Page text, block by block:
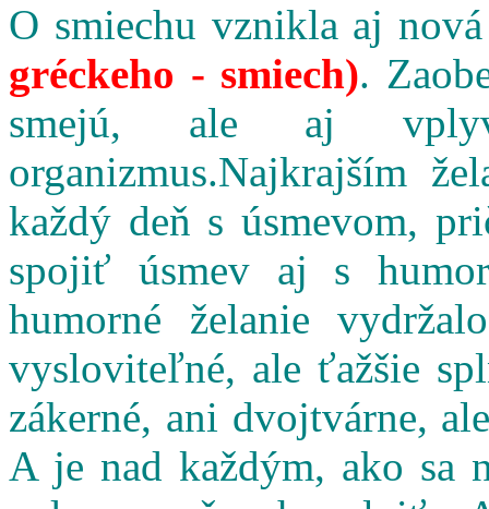
O smiechu vznikla aj
gréckeho - smiech).
smejú, ale aj
organizmus.Najkrajším
každý deň s úsmevom,
spojiť úsmev aj s
humorné želanie
vysloviteľné, ale ťažšie
zákerné, ani dvojtvárne,
A je nad každým, ako sa